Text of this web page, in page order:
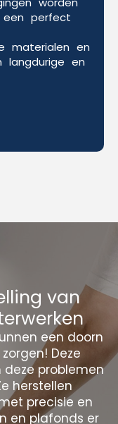
een perfect
materialen en
langdurige en
van
een doorn
Deze
deze problemen
herstellen
precisie en
en plafonds er